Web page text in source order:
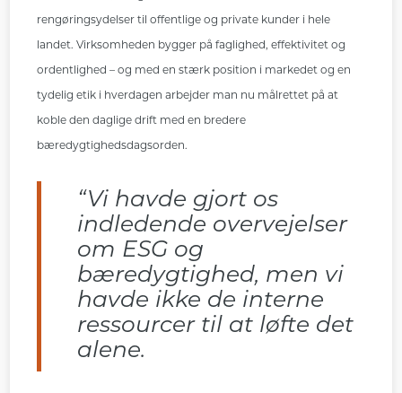
rengøringsydelser til offentlige og private kunder i hele
landet. Virksomheden bygger på faglighed, effektivitet og
ordentlighed – og med en stærk position i markedet og en
tydelig etik i hverdagen arbejder man nu målrettet på at
koble den daglige drift med en bredere
bæredygtighedsdagsorden.
“Vi havde gjort os
indledende overvejelser
om ESG og
bæredygtighed, men vi
havde ikke de interne
ressourcer til at løfte det
alene.